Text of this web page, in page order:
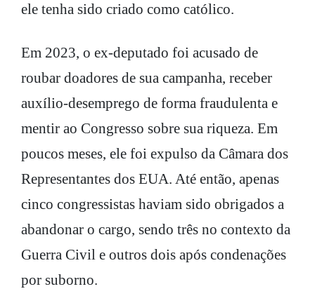
ele tenha sido criado como católico.
Em 2023, o ex-deputado foi acusado de
roubar doadores de sua campanha, receber
auxílio-desemprego de forma fraudulenta e
mentir ao Congresso sobre sua riqueza. Em
poucos meses, ele foi expulso da Câmara dos
Representantes dos EUA. Até então, apenas
cinco congressistas haviam sido obrigados a
abandonar o cargo, sendo três no contexto da
Guerra Civil e outros dois após condenações
por suborno.